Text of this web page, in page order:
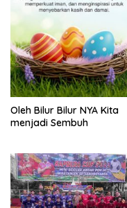
Oleh Bilur Bilur NYA Kita
menjadi Sembuh